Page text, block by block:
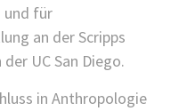
und für
an der Scripps
UC San Diego.
in Anthropologie